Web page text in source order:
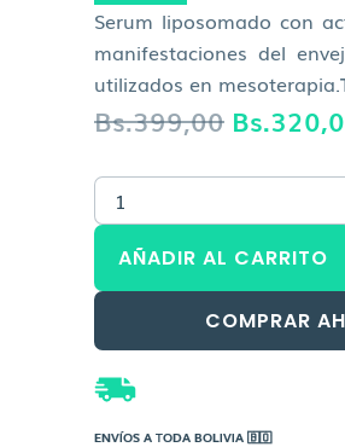
Serum liposomado con
manifestaciones del
utilizados en mesoterapia.
Bs.399,00 El
era:
Bs.
SESDERMA
MESOSES
Sérum
Liposomado
cantidad
AÑADIR AL CARRITO
COMPRAR
ENVÍOS A TODA BOLIVIA 🇧🇴